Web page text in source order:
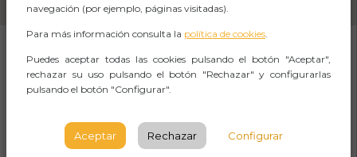
SOBRE EL EVENTO
El paseo en barco y tour guiado de pintxos en
Bilbao te brinda la oportunidad de
navegación (por ejemplo, páginas visitadas).
Para más información consulta la política de cookies.
Puedes aceptar todas las cookies pulsando el botón "Aceptar",
rechazar su uso pulsando el botón "Rechazar" y configurarlas
pulsando el botón "Configurar".
Aceptar Rechazar Configurar